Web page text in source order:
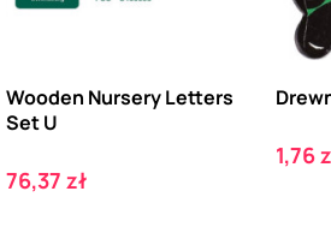
Wooden Nursery Letters
Set U
Cena
76,37 zł
Cena
1,76